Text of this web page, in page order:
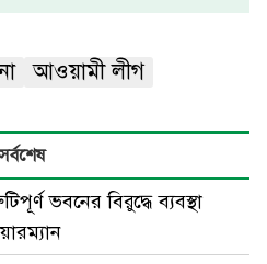
আওয়ামী লীগ
সর্বশেষ
ভবনের বিরুদ্ধে ব্যবস্থা